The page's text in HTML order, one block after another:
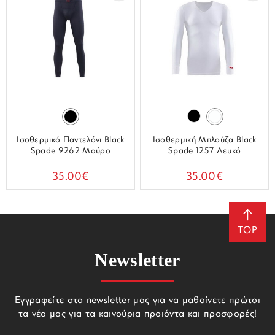
Ισοθερμικό Παντελόνι Black
Spade 9262 Μαύρο
35.00€
Ισοθερμική Μπλούζα Black
Spade 1257 Λευκό
35.00€
TOP
Newsletter
Εγγραφείτε στο newsletter μας για να μαθαίνετε πρώτοι
τα νέα μας για τα καινούρια προιόντα και προσφορές!